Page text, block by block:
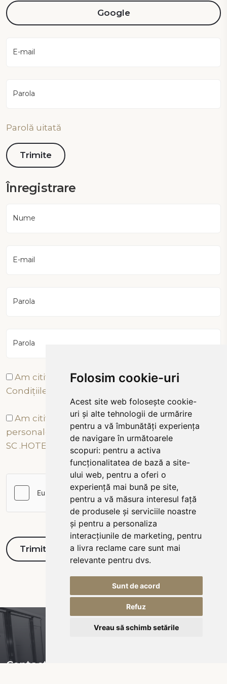
Folosim cookie-uri
Acest site web folosește cookie-
uri și alte tehnologii de urmărire
pentru a vă îmbunătăți experiența
de navigare în următoarele
scopuri: pentru a activa
funcționalitatea de bază a site-
ului web, pentru a oferi o
experiență mai bună pe site,
pentru a vă măsura interesul față
de produsele și serviciile noastre
și pentru a personaliza
interacțiunile de marketing, pentru
a livra reclame care sunt mai
relevante pentru dvs.
Sunt de acord
Refuz
Vreau să schimb setările
Google
E-mail
Parola
Parolă uitată
Înregistrare
Nume
E-mail
Parola
Parola
Am citit și sunt de acord cu Termenii și
Condițiile
Am citit și sunt de acord cu prelucrarea datelor
personale conform Politicii de Confidențialitate a
SC .HOTEL TÂRNAVA 2000 SRL
Contact